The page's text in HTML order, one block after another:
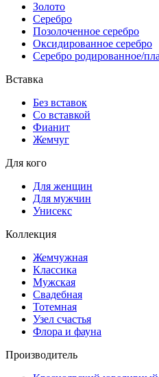
Золото
Серебро
Позолоченное серебро
Оксидированное серебро
Серебро родированное/
Вставка
Без вставок
Со вставкой
Фианит
Жемчуг
Для кого
Для женщин
Для мужчин
Унисекс
Коллекция
Жемчужная
Классика
Мужская
Свадебная
Тотемная
Узел счастья
Флора и фауна
Производитель